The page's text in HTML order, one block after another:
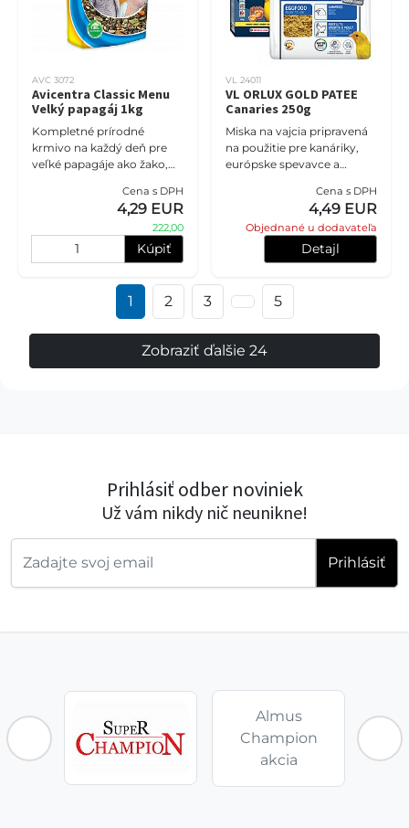
AVC 3072
Avicentra Classic Menu
Velký papagáj 1kg
Kompletné prírodné
krmivo na každý deň pre
veľké papagáje ako žako,
Doprajte svojmu veľkému
papagájovi to najlepšie z
Cena s DPH
4,29 EUR
222,00
Kúpiť
VL 24011
VL ORLUX GOLD PATEE
Canaries 250g
Miska na vajcia pripravená
na použitie pre kanáriky,
európske spevavce a
Cena s DPH
4,49 EUR
Objednané u dodavateľa
Detajl
1 2 3 5
Zobraziť ďalšie 24
Prihlásiť odber noviniek
Už vám nikdy nič neunikne!
Prihlásiť
Almus
Champion
akcia